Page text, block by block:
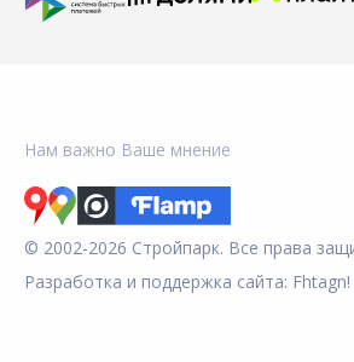
Нам важно Ваше мнение
© 2002-2026 Стройпарк. Все права
Разработка и поддержка сайта: